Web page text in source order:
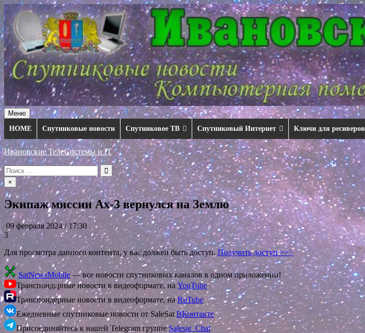
Перейти
к
содержимому
Меню
HOME
Спутниковые новости Спутниковое ТВ Спутниковый Интернет Ключи для ресиверов
Ивановские ТелеСистемы и IT
Искать:
×
Экипаж миссии Ax-3 вернулся на Землю
09 февраля 2024 / 17:30
3
Для просмотра данного контента, у вас должен быть доступ.Получить доступ >>>
SatNewsMobile— все новости спутниковых каналов в одном приложении!
Транспондерные новости в видеоформате, на YouTube
Транспондерные новости в видеоформате, наRuTube
Ежедневные спутниковые новости от SaleSatВКонтакте
Присоединяйтесь к нашей Telegram группеSalesat_Chat